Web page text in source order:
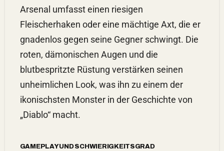
Arsenal umfasst einen riesigen
Fleischerhaken oder eine mächtige Axt, die er
gnadenlos gegen seine Gegner schwingt. Die
roten, dämonischen Augen und die
blutbespritzte Rüstung verstärken seinen
unheimlichen Look, was ihn zu einem der
ikonischsten Monster in der Geschichte von
„Diablo“ macht.
GAMEPLAY UND SCHWIERIGKEITSGRAD